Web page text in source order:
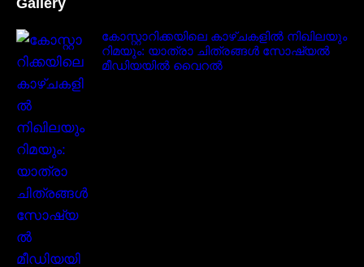
Gallery
കോസ്റ്റാറിക്കയിലെ കാഴ്ചകളിൽ നിഖിലയും
റിമയും: യാത്രാ ചിത്രങ്ങൾ സോഷ്യൽ
മീഡിയയിൽ വൈറൽ